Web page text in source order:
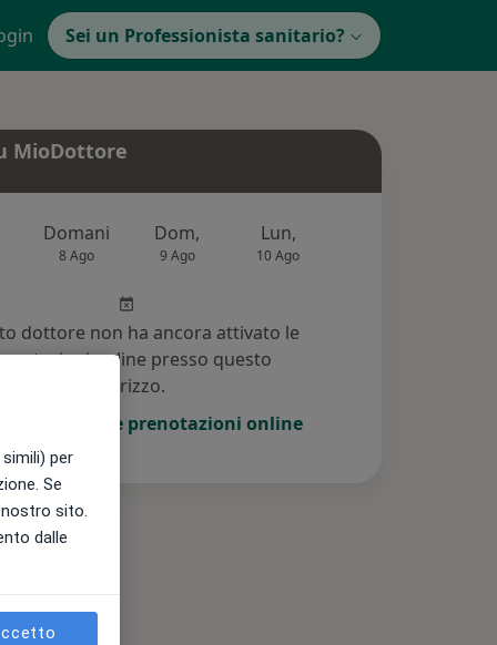
Sei un Professionista sanitario?
MioDottore
Domani
8 Ago
Dom,
9 Ago
Lun,
10 Ago
dottore non ha ancora attivato le
online presso questo
indirizzo.
di attivare le prenotazioni online
per
Se
sito.
dalle